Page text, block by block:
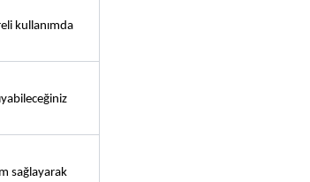
kullanımda
sağlayarak